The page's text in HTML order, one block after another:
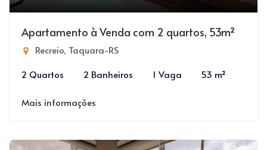
Apartamento à Venda com 2 quartos, 53m²
Recreio, Taquara-RS
2 Quartos
2 Banheiros 1 Vaga 53 m²
Mais informações